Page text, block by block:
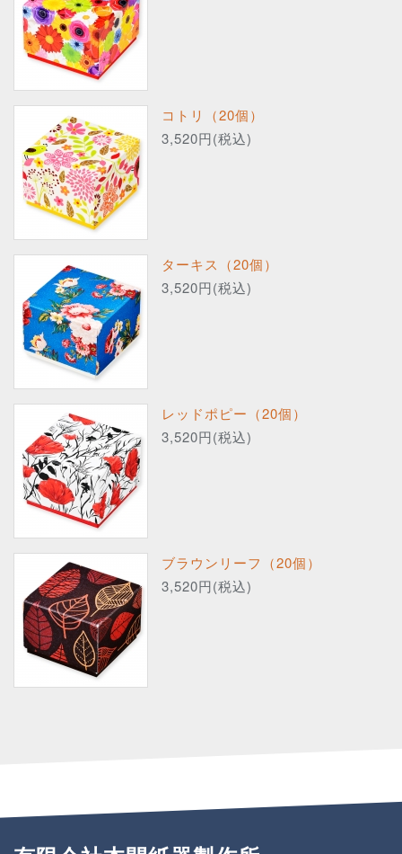
コトリ（20個）
3,520円(税込)
ターキス（20個）
3,520円(税込)
レッドポピー（20個）
3,520円(税込)
ブラウンリーフ（20個）
3,520円(税込)